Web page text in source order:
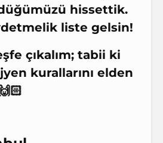
hissettik.
liste gelsin!
çıkalım; tabii ki
kurallarını elden